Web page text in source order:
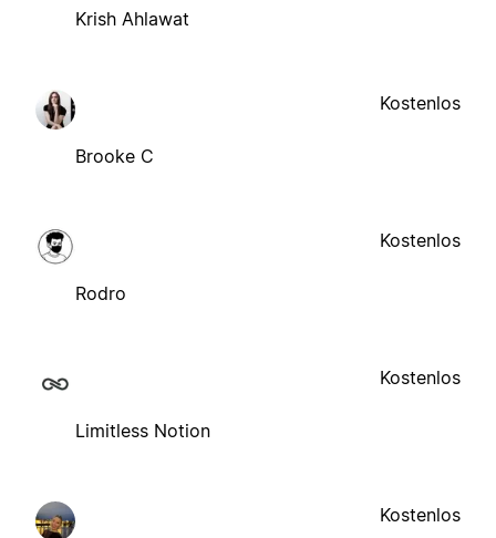
Krish Ahlawat
Brooke C
Kostenlos
Rodro
Kostenlos
Limitless Notion
Kostenlos
Kostenlos